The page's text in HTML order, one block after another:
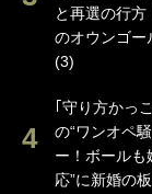
と再選の行
のオウンゴー
(3)
｢守り方かっ
の“ワンオペ
ー！ボールも
応”に新婚の